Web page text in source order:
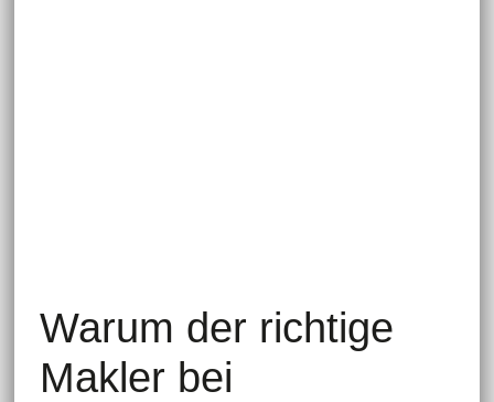
Warum der richtige
Makler bei